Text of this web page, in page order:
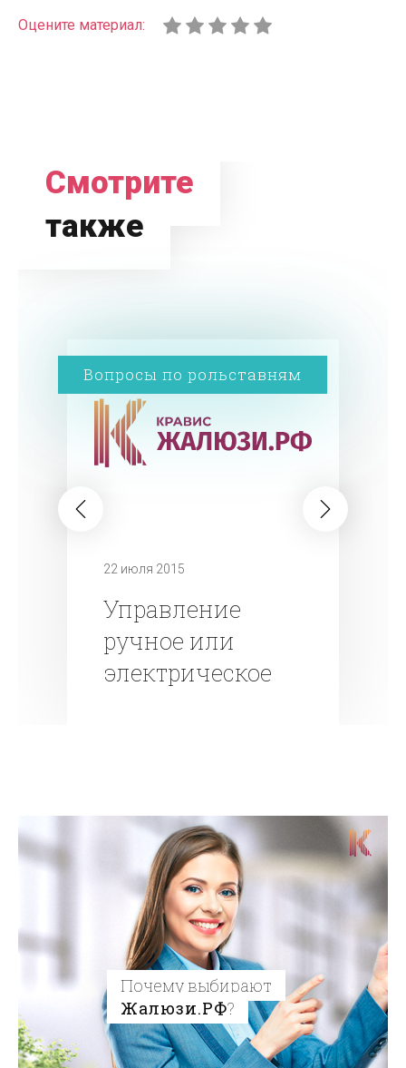
Оцените материал:
Смотрите
также
22 июля 2015
Управление
ручное или
электрическое
Вопросы по рольставням
Почему выбирают
Жалюзи.РФ?